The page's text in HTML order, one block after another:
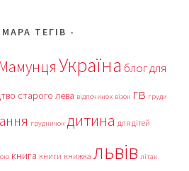
ТЕГІВ
МамунцяУкраїна блог для
старого лева відпочинок візок гв груди
грудничок дитина для дітей
книга книги книжка львів літак